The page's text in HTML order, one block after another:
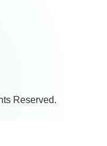
Reserved.